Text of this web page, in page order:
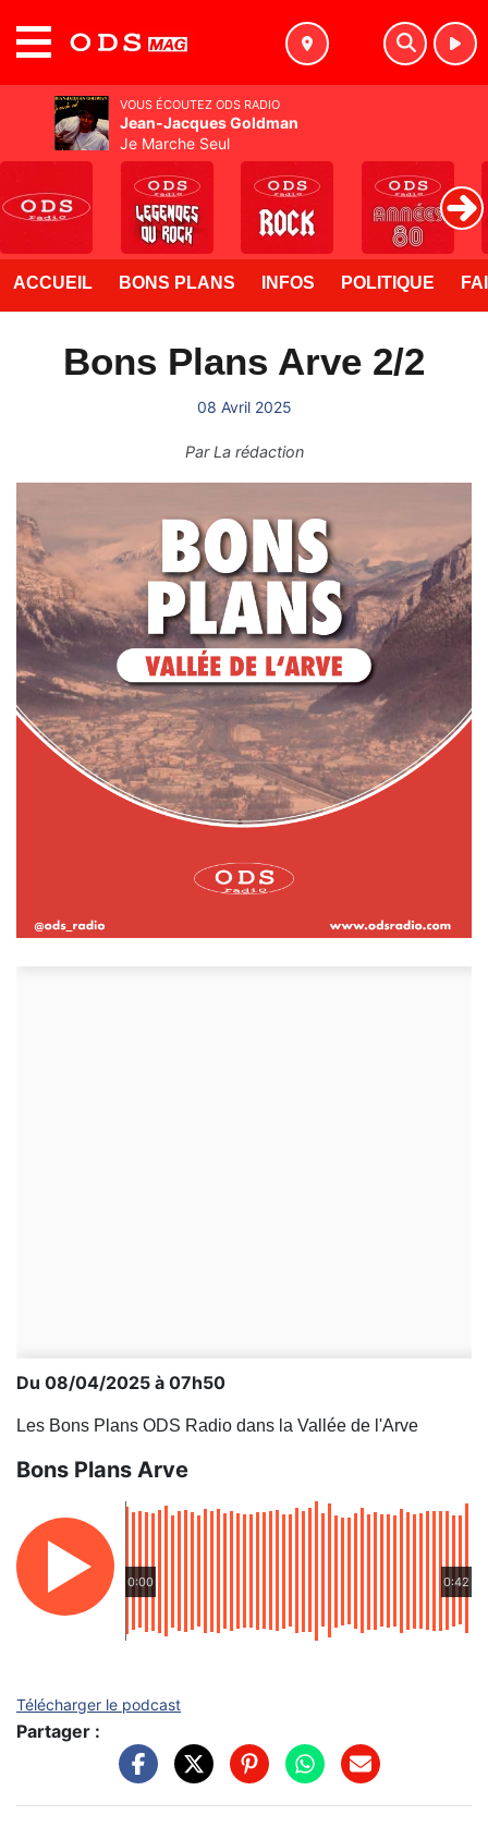
ACCUEIL BONS PLANS INFOS POLITIQUE
Bons Plans Arve 2/2
08 Avril 2025
ParLa rédaction
Du 08/04/2025 à 07h50
Les Bons Plans ODS Radio dans la Vallée de l'Arve
Bons Plans Arve
0:00 0:42
Télécharger le podcast
Partager :
VOUS ÉCOUTEZ ODS RADIO
Jean-Jacques Goldman
Je Marche Seul